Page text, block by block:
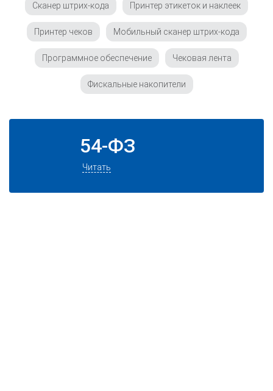
Сканер штрих-кода Принтер этикеток и наклеек
Принтер чеков Мобильный сканер штрих-кода
Программное обеспечение Чековая лента
Фискальные накопители
54-ФЗ
Читать